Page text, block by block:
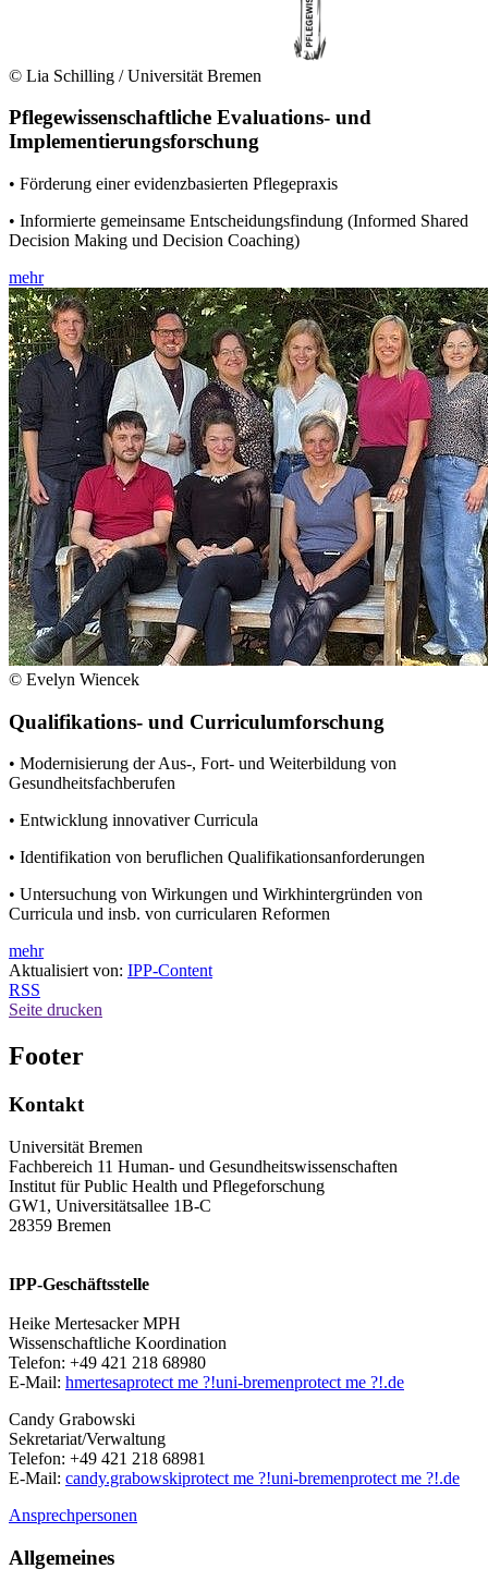
© Lia Schilling / Universität Bremen
Pflegewissenschaftliche Evaluations- und
Implementierungsforschung
• Förderung einer evidenzbasierten Pflegepraxis
• Informierte gemeinsame Entscheidungsfindung (Informed Shared
Decision Making und Decision Coaching)
mehr
© Evelyn Wiencek
Qualifikations- und Curriculumforschung
• Modernisierung der Aus-, Fort- und Weiterbildung von
Gesundheitsfachberufen
• Entwicklung innovativer Curricula
• Identifikation von beruflichen Qualifikationsanforderungen
• Untersuchung von Wirkungen und Wirkhintergründen von
Curricula und insb. von curricularen Reformen
mehr
Aktualisiert von: IPP-Content
RSS
Seite drucken
Footer
Kontakt
Universität Bremen
Fachbereich 11 Human- und Gesundheitswissenschaften
Institut für Public Health und Pflegeforschung
GW1, Universitätsallee 1B-C
28359 Bremen
IPP-Geschäftsstelle
Heike Mertesacker MPH
Wissenschaftliche Koordination
Telefon: +49 421 218 68980
E-Mail: hmertesaprotect me ?!uni-bremenprotect me ?!.de
Candy Grabowski
Sekretariat/Verwaltung
Telefon: +49 421 218 68981
E-Mail: candy.grabowskiprotect me ?!uni-bremenprotect me ?!.de
Ansprechpersonen
Allgemeines